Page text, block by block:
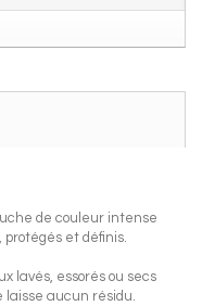
de couleur intense
et définis.
lavés, essorés ou secs
laisse aucun résidu.